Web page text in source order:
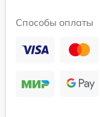
Способы оплаты